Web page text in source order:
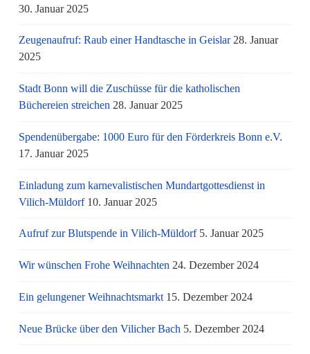
30. Januar 2025
Zeugenaufruf: Raub einer Handtasche in Geislar 28. Januar
2025
Stadt Bonn will die Zuschüsse für die katholischen
Büchereien streichen 28. Januar 2025
Spendenübergabe: 1000 Euro für den Förderkreis Bonn e.V.
17. Januar 2025
Einladung zum karnevalistischen Mundartgottesdienst in
Vilich-Müldorf 10. Januar 2025
Aufruf zur Blutspende in Vilich-Müldorf 5. Januar 2025
Wir wünschen Frohe Weihnachten 24. Dezember 2024
Ein gelungener Weihnachtsmarkt 15. Dezember 2024
Neue Brücke über den Vilicher Bach 5. Dezember 2024